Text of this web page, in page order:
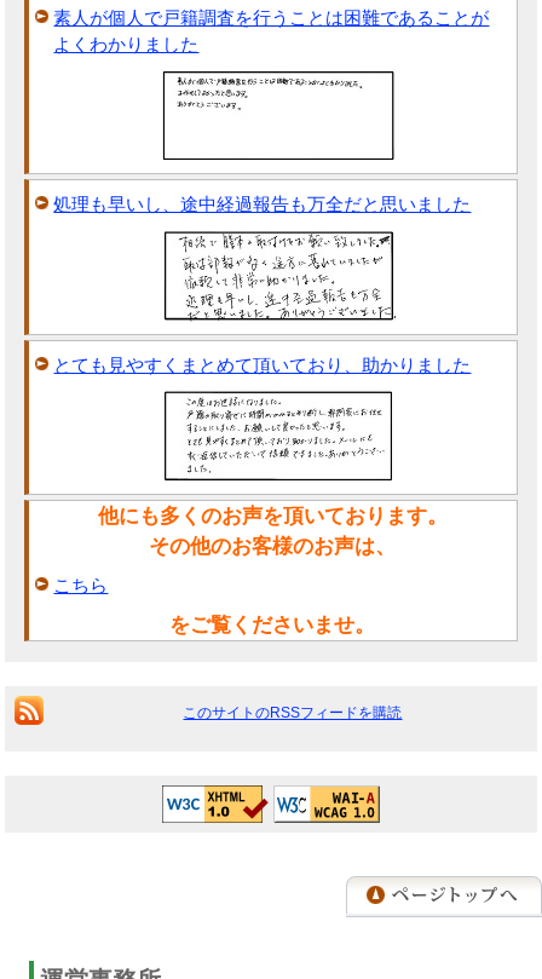
素人が個人で戸籍調査を行うことは困難であることが
よくわかりました
処理も早いし、途中経過報告も万全だと思いました
とても見やすくまとめて頂いており、助かりました
他にも多くのお声を頂いております。
その他のお客様のお声は、
こちら
をご覧くださいませ。
このサイトのRSSフィードを購読